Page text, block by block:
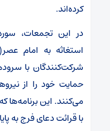
کرده‌اند.
در این تجمعات،
استغاثه به امام
شرکت‌کنندگان با
حمایت خود را از
می‌کنند. این برنامه‌ها
با قرائت دعای فرج به